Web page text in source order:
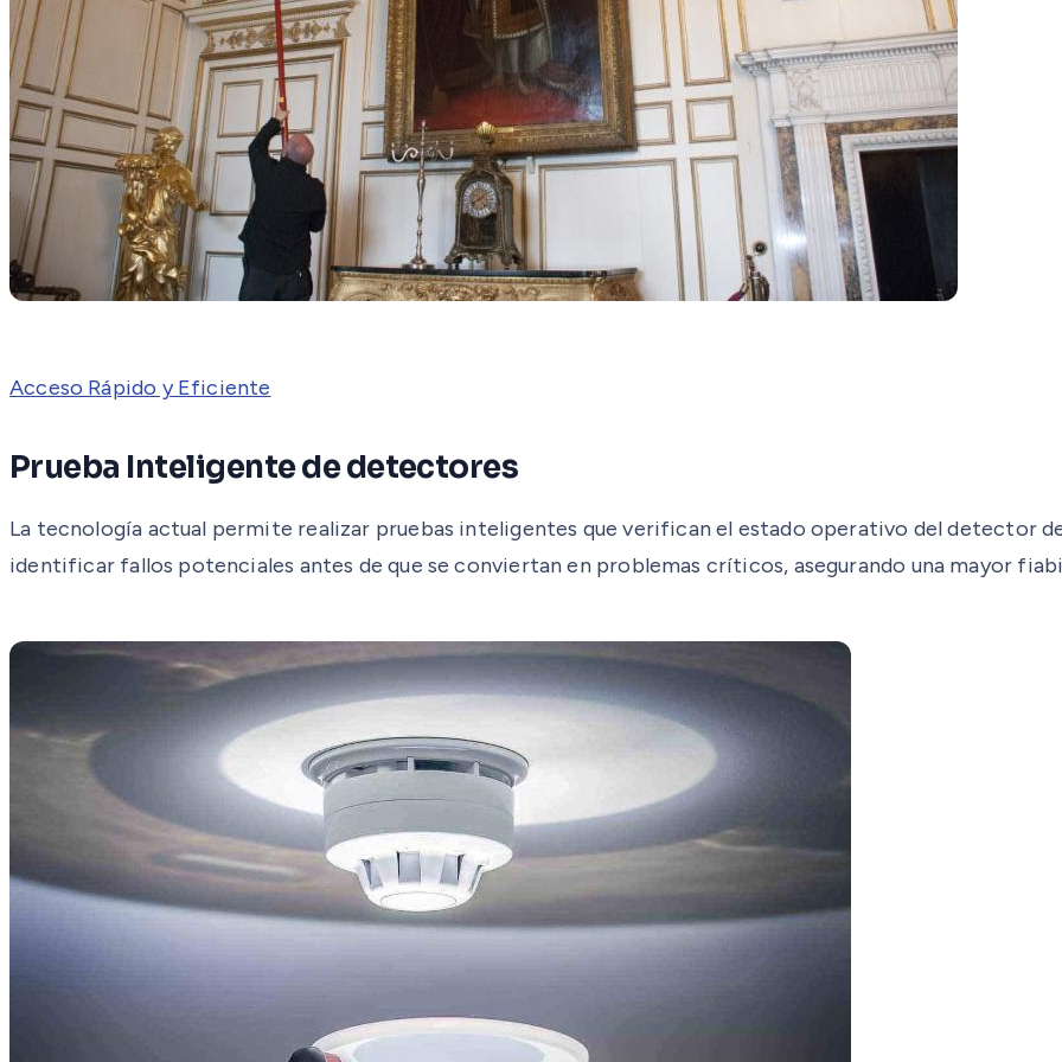
Acceso Rápido y Eficiente
Prueba Inteligente de detectores
La tecnología actual permite realizar pruebas inteligentes que verifican el estado operativo del detector
identificar fallos potenciales antes de que se conviertan en problemas críticos, asegurando una mayor